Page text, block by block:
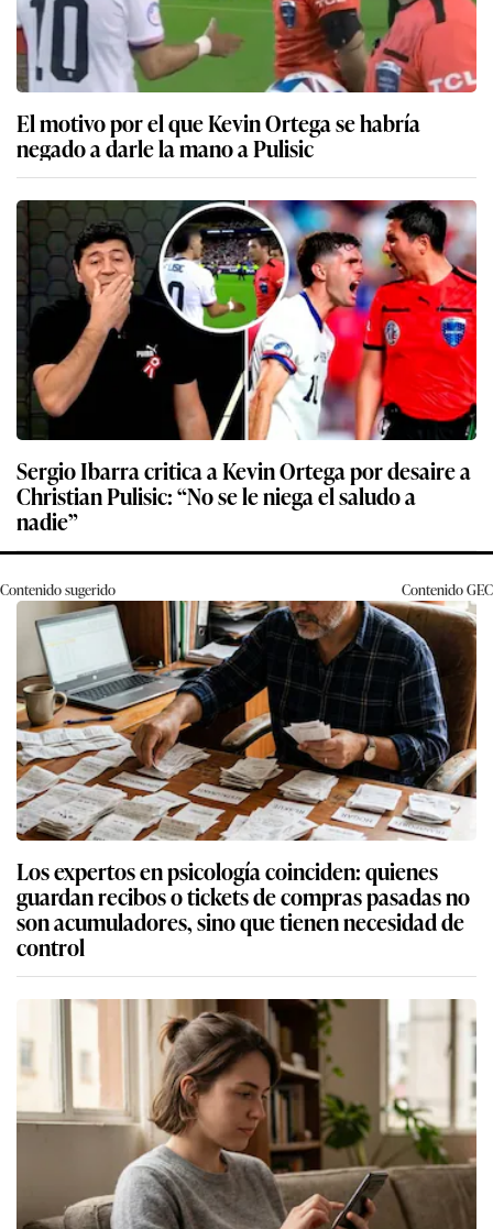
El motivo por el que Kevin Ortega se habría
negado a darle la mano a Pulisic
Sergio Ibarra critica a Kevin Ortega por desaire a
Christian Pulisic: “No se le niega el saludo a
nadie”
Contenido sugerido ContenidoGEC
Los expertos en psicología coinciden: quienes
guardan recibos o tickets de compras pasadas no
son acumuladores, sino que tienen necesidad de
control